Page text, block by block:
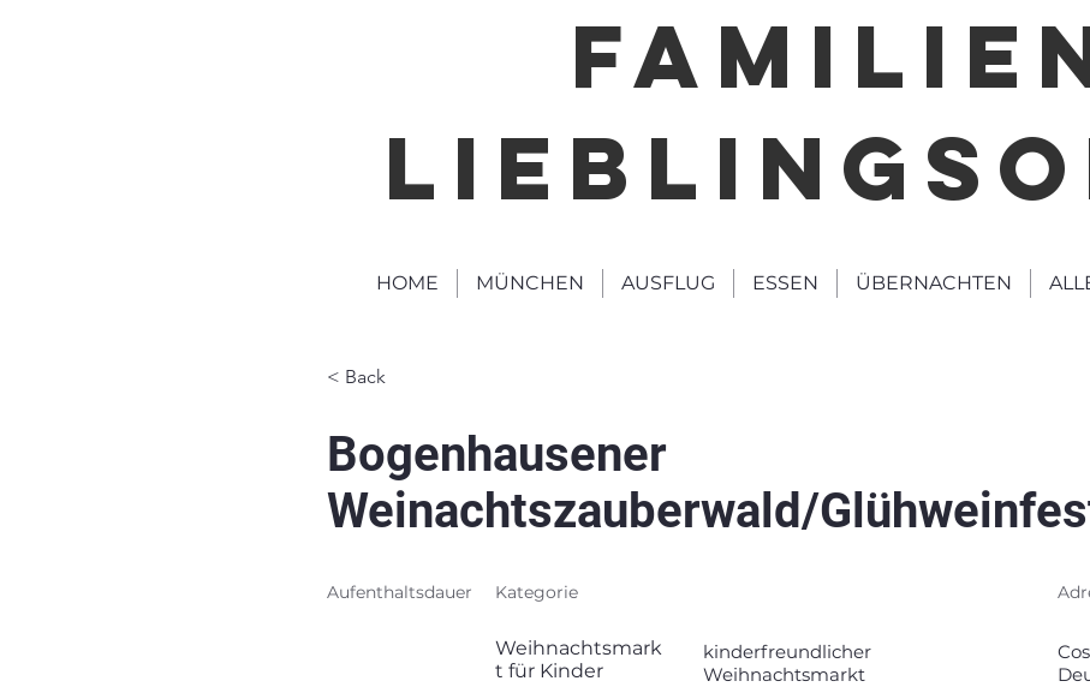
HOME MÜNCHEN AUSFLUG ESSEN ÜBERNACHTEN
< Back
Bogenhausener
Weinachtszauberwald/
Aufenthaltsdauer Kategorie
Weihnachtsmark
t für Kinder
kinderfreundlicher
Weihnachtsmarkt